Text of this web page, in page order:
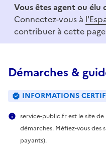
Vous êtes agent ou
Connectez-vous à
contribuer à cette
Démarches &
INFORMATIONS
service-public.fr est le site
démarches. Méfiez-vous des
payants).